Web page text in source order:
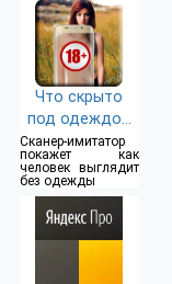
Что скрыто
под одеждой
(18+)
Сканер-имитатор
покажет как
человек выглядит
без одежды